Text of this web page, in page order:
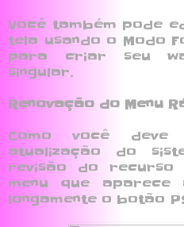
Você também pode
tela usando o Modo
para criar seu
singular.
Renovação do Menu
Como você
atualização do
revisão do recurso
menu que
longamente o botão